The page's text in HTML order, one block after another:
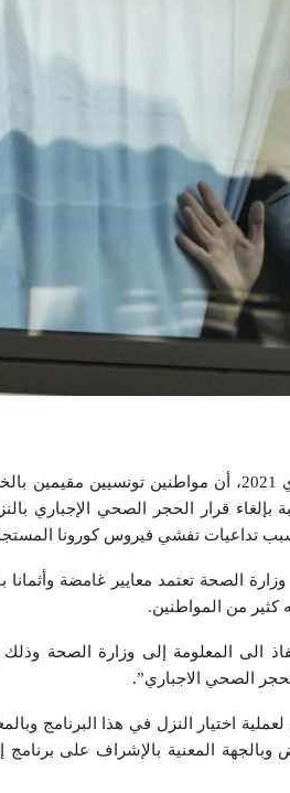
أفاد مرصد رقابة، في بلاغ له بوم الاربعاء 10 فيفري 2021، أن
6 آلاف توقيع للمطالبة بإلغاء قرار الحجر الصحي
تداعيات تفشي فيروس كورونا
الصحة تعتمد معاییر غامضة وأثمانا
كثير من المواطنين.
الماضي بطلب نفاذ الى المعلومة إلى وزارة
الصحي الاجباري”.
اختیار النزل في ھذا البرنامج
المعنیة بالإشراف على برنامج